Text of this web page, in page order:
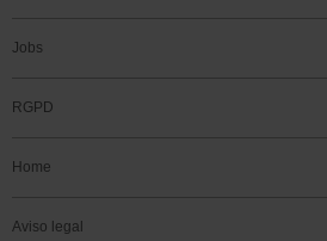
Jobs
RGPD
Home
Aviso legal